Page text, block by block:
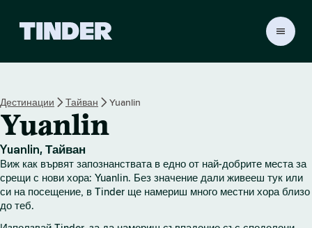
r
а
л
о
Дестинации Тайван Yuanlin
Yuanlin
Yuanlin, Тайван
Виж как вървят запознанствата в едно от най-добрите места за
срещи с нови хора: Yuanlin. Без значение дали живееш тук или
си на посещение, в Tinder ще намериш много местни хора близо
до теб.